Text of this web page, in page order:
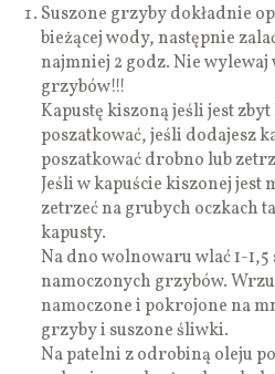
Suszone grzyby dokładnie
bieżącej wody, następnie
najmniej 2 godz. Nie
grzybów!!!
Kapustę kiszoną jeśli jest zbyt
poszatkować, jeśli dodajesz
poszatkować drobno lub
Jeśli w kapuście kiszonej jest
zetrzeć na grubych oczkach
kapusty.
Na dno wolnowaru wlać 1-
namoczonych grzybów.
namoczone i pokrojone na
grzyby i suszone śliwki.
Na patelni z odrobiną oleju